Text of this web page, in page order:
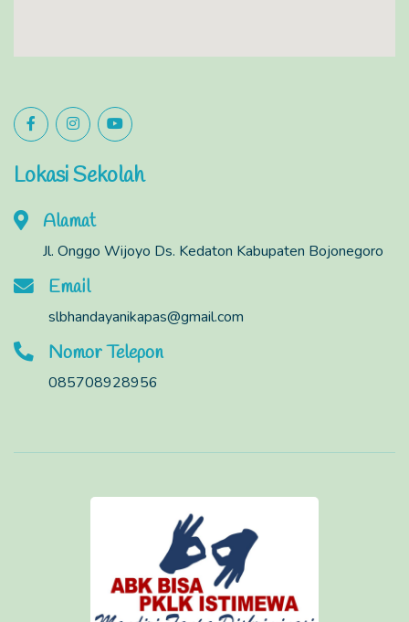
Lokasi Sekolah
Alamat
Jl. Onggo Wijoyo Ds. Kedaton Kabupaten Bojonegoro
Email
slbhandayanikapas@gmail.com
Nomor Telepon
085708928956